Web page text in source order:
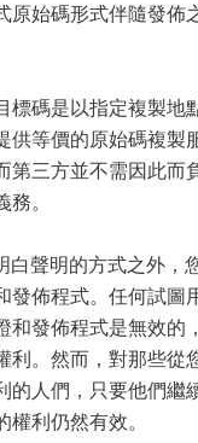
原始碼形式伴隨發佈
標碼是以指定複製地
供等價的原始碼複製
第三方並不需因此而
。
白聲明的方式之外，
發佈程式。任何試圖
和發佈程式是無效的
利。然而，對那些從
的人們，只要他們繼
利仍然有效。